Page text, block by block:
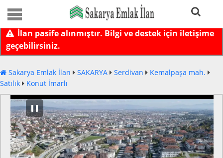
İlan pasife alınmıştır. Bilgi ve destek için iletişime
geçebilirsiniz.
Sakarya Emlak İlan SAKARYA Serdivan
Kemalpaşa mah.
Satılık
Konut İmarlı